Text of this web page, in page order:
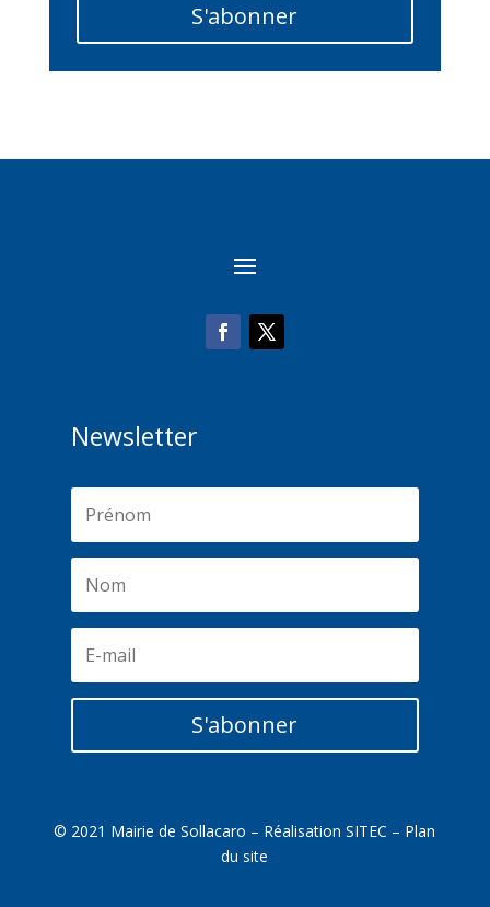
S'abonner
Newsletter
S'abonner
© 2021 Mairie de Sollacaro – RéalisationSITEC – Plan
du site